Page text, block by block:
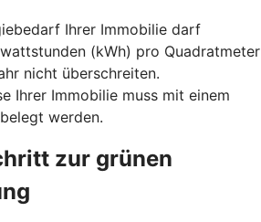
Ihrer Immobilie darf
(kWh) pro Quadratmeter
nicht überschreiten.
Ihrer Immobilie muss mit einem
werden.
zur grünen